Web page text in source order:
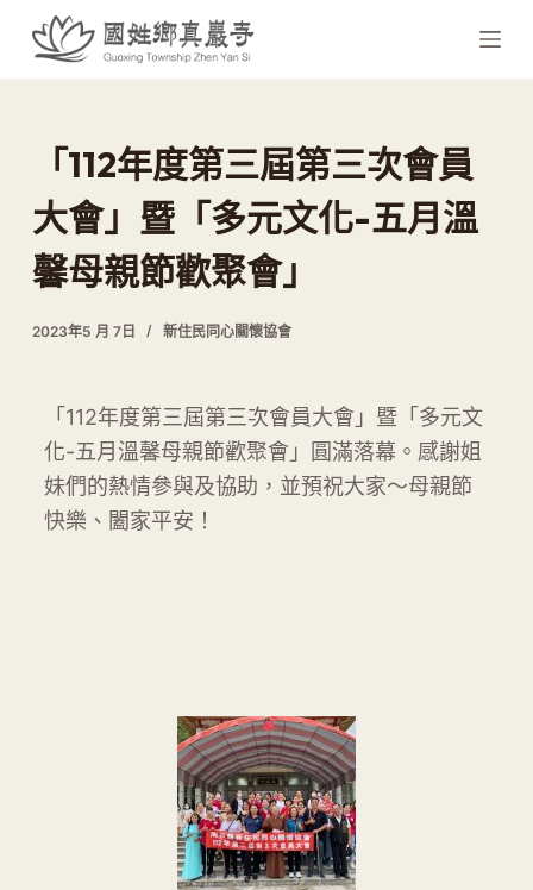
跳
至
「112年度第三屆第三次會員
大會」暨「多元文化-五月溫
馨母親節歡聚會」
2023年5 月 7日 新住民同心關懷協會
「112年度第三屆第三次會員大會」暨「多元文
化-五月溫馨母親節歡聚會」圓滿落幕。感謝姐
妹們的熱情參與及協助，並預祝大家～母親節
快樂、闔家平安！